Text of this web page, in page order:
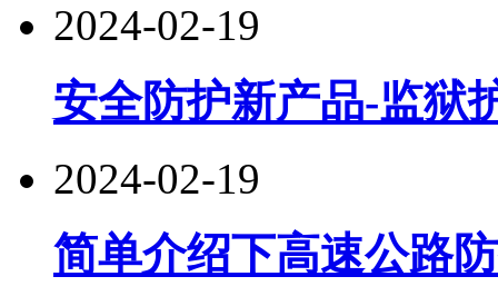
2024-02-19
安全防护新产品-监狱
2024-02-19
简单介绍下高速公路